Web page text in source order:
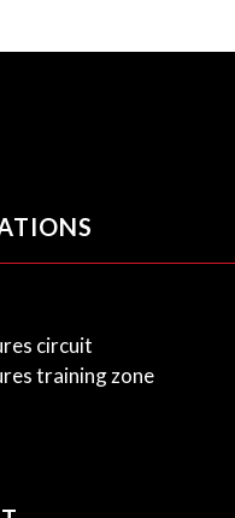
circuit
training zone